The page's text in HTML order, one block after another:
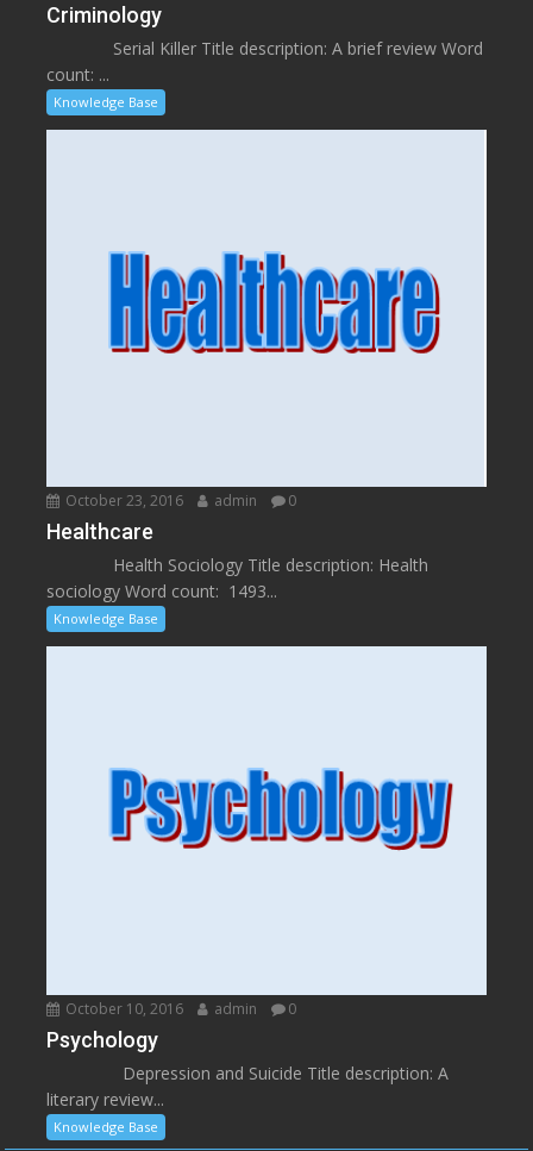
Criminology
Serial Killer Title description: A brief review Word
count: ...
Knowledge Base
October 23, 2016 admin 0
Healthcare
Health Sociology Title description: Health
sociology Word count: 1493...
Knowledge Base
October 10, 2016 admin 0
Psychology
Depression and Suicide Title description: A
literary review...
Knowledge Base